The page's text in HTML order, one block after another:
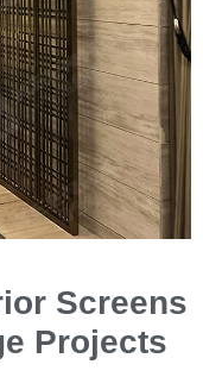
Screens
Projects